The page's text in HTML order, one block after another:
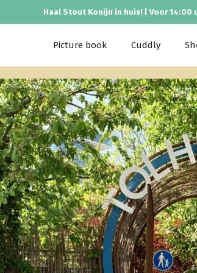
Haal Stout Konijn in huis! | Voor 14:00
Picture book Cuddly